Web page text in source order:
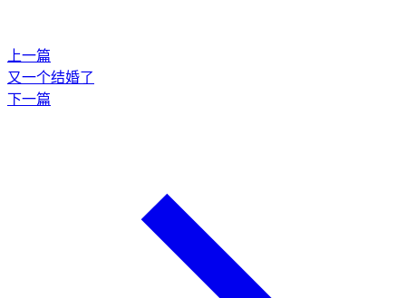
上一篇
又一个结婚了
下一篇